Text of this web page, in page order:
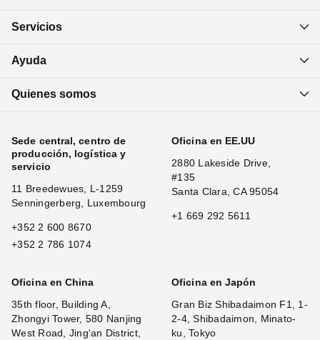
Servicios
Ayuda
Quienes somos
Sede central, centro de
producción, logística y
servicio
11 Breedewues, L-1259
Senningerberg, Luxembourg
+352 2 600 8670
+352 2 786 1074
Oficina en EE.UU
2880 Lakeside Drive,
#135
Santa Clara, CA 95054
+1 669 292 5611
Oficina en China
35th floor, Building A,
Zhongyi Tower, 580 Nanjing
West Road, Jing'an District,
Oficina en Japón
Gran Biz Shibadaimon F1, 1-
2-4, Shibadaimon, Minato-
ku, Tokyo